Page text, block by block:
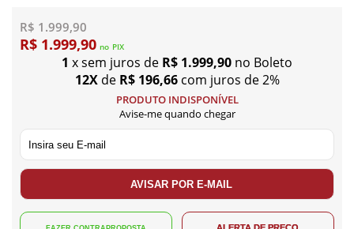
R$ 1.999,90
R$ 1.999,90 no PIX
1 x sem juros de R$ 1.999,90 no Boleto
12Xde R$ 196,66 com juros de 2%
PRODUTO INDISPONÍVEL
Avise-me quando chegar